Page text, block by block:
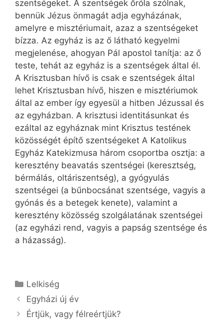
szentségeket. A szentségek őróla szólnak,
bennük Jézus önmagát adja egyházának,
amelyre e misztériumait, azaz a szentségeket
bízza. Az egyház is az ő látható kegyelmi
megjelenése, ahogyan Pál apostol tanítja: az ő
teste, tehát az egyház is a szentségek által él.
A Krisztusban hívő is csak e szentségek által
lehet Krisztusban hívő, hiszen e misztériumok
által az ember így egyesül a hitben Jézussal és
az egyházban. A krisztusi identitásunkat és
ezáltal az egyháznak mint Krisztus testének
közösségét építő szentségeket A Katolikus
Egyház Katekizmusa három csoportba osztja: a
keresztény beavatás szentségei (keresztség,
bérmálás, oltáriszentség), a gyógyulás
szentségei (a bűnbocsánat szentsége, vagyis a
gyónás és a betegek kenete), valamint a
keresztény közösség szolgálatának szentségei
(az egyházi rend, vagyis a papság szentsége és
a házasság).
Kategória
Lelkiség
Egyházi új év
Értjük, vagy félreértjük?